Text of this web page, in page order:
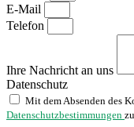
E-Mail
Telefon
Ihre Nachricht an uns
Datenschutz
Mit dem Absenden des
Datenschutzbestimmungen